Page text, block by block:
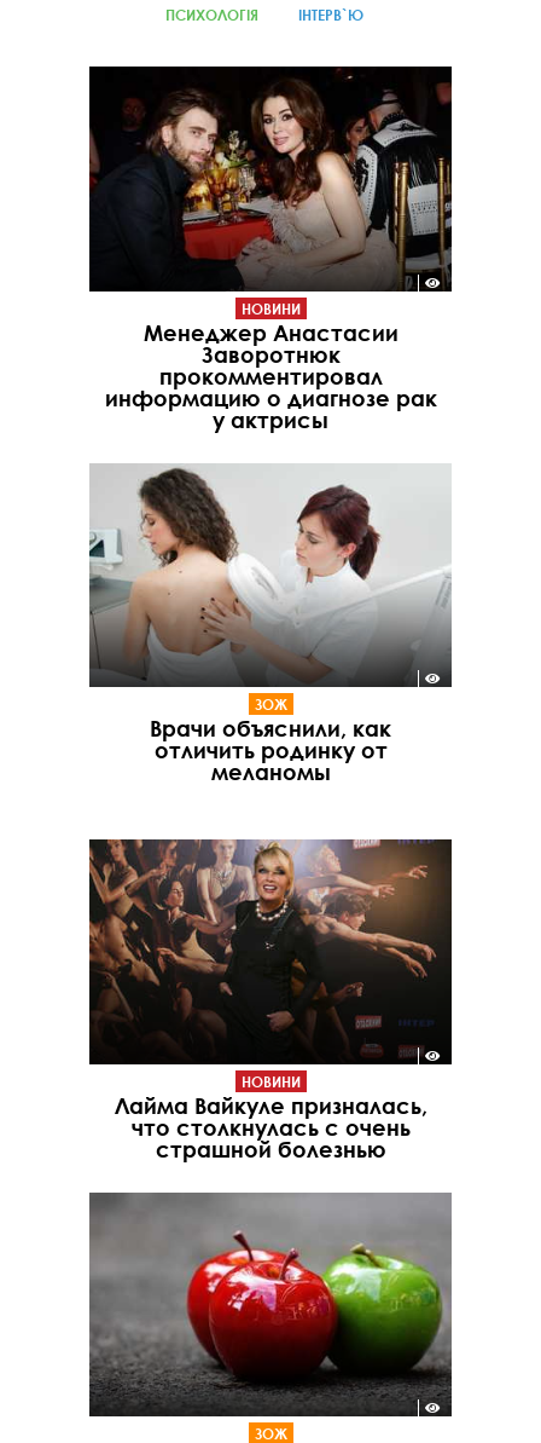
ПСИХОЛОГІЯ ІНТЕРВ`Ю
НОВИНИ
Менеджер Анастасии
Заворотнюк
прокомментировал
информацию о диагнозе рак
у актрисы
ЗОЖ
Врачи объяснили, как
отличить родинку от
меланомы
НОВИНИ
Лайма Вайкуле призналась,
что столкнулась с очень
страшной болезнью
ЗОЖ